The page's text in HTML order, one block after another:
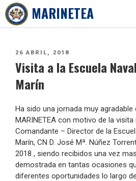
MARINETEA
PUBLICADO
26 ABRIL, 2018
Visita a la Escuela
Marín
Ha sido una jornada muy agradable
MARINETEA con motivo de la visita
Comandante – Director de la
Marín, CN D. José Mª. Núñez
2018 , siendo recibidos una vez
demostrada en tantas ocasiones
diferentes oportunidades lo largo